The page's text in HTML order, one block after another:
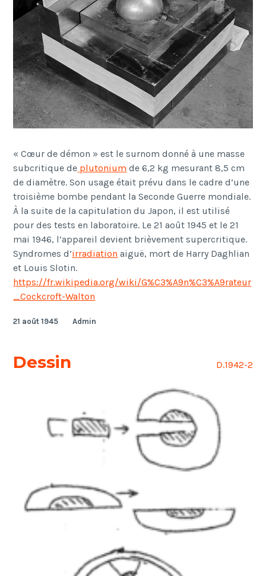
«Cœur de démon » est le surnom donné à une masse
subcritique de plutonium de 6,2 kg mesurant 8,5 cm
de diamètre. Son usageétait prévu dans le cadre d’une
troisième bombe pendant la Seconde Guerre mondiale.
À la suite de la capitulation du Japon, il est utilisé
pour des tests en laboratoire. Le 21 août 1945 et le 21
mai 1946, l’appareil devient brièvement supercritique.
Syndromes d’irradiation aiguë, mort de Harry Daghlian
et Louis Slotin.
https://fr.wikipedia.org/wiki/G%C3%A9n%C3%A9rateur
_Cockcroft-Walton
21 août 1945 Admin
Dessin D.1942-2